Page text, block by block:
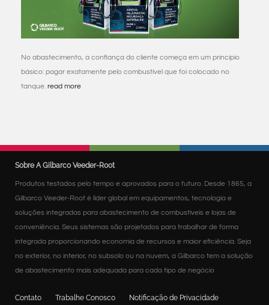
No abastecimento, a confiança do cliente começa em um princípio
básico: pagar exatamente pelo combustível que foi colocado no
tanque. read more
Sobre A Gilbarco Veeder-Root
Produtos testados pelo tempo e aprovados para o futuro. Desde 1865, a
Gilbarco Veeder-Root é líder global em equipamentos, tecnologia e
soluções integradas para abastecimento de combustíveis e lojas de
conveniência. Seus sistemas são projetados para trabalhar de forma
integrada proporcionando economia de recursos e maior eficiência. Seja
no exterior, no interior, no subsolo ou na nuvem, a Gilbarco tem a solução
de abastecimento mais adequada para cada tipo de negócio
Contato Trabalhe Conosco
Notificação de Privacidade